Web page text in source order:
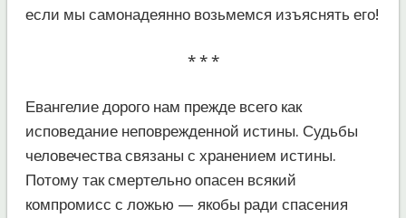
если мы самонадеянно возьмемся изъяснять его!
* * *
Евангелие дорого нам прежде всего как
исповедание неповрежденной истины. Судьбы
человечества связаны с хранением истины.
Потому так смертельно опасен всякий
компромисс с ложью — якобы ради спасения